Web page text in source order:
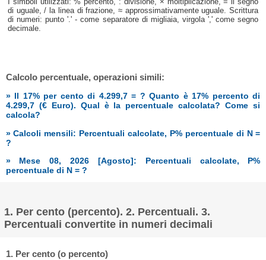
di uguale, / la linea di frazione, ≈ approssimativamente uguale. Scrittura
di numeri: punto '.' - come separatore di migliaia, virgola ',' come segno
decimale.
Calcolo percentuale, operazioni simili:
» Il 17% per cento di 4.299,7 = ? Quanto è 17% percento di
4.299,7 (€ Euro). Qual è la percentuale calcolata? Come si
calcola?
» Calcoli mensili: Percentuali calcolate, P% percentuale di N =
?
» Mese 08, 2026 [Agosto]: Percentuali calcolate, P%
percentuale di N = ?
1. Per cento (percento). 2. Percentuali. 3.
Percentuali convertite in numeri decimali
1. Per cento (o percento)